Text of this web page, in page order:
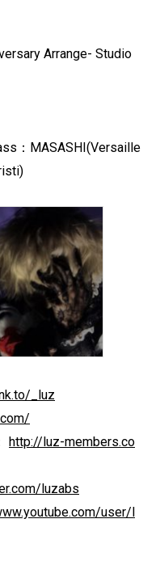
Arrange- Studio
：MASASHI(Versaille
_luz
http://luz-members.co
luzabs
user/l